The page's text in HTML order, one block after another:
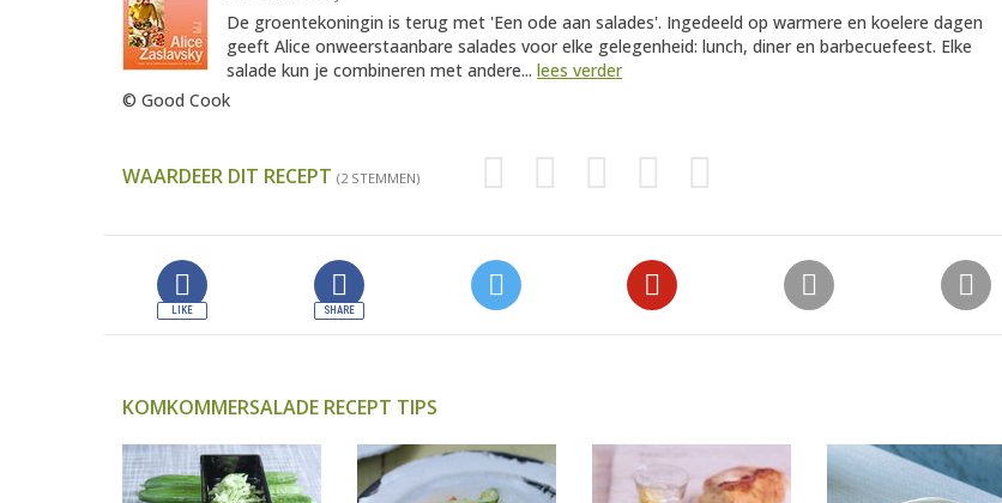
De groentekoningin is terug met 'Een ode aan salades'. Ingedeeld op warmere en koelere dagen
geeft Alice onweerstaanbare salades voor elke gelegenheid: lunch, diner en barbecuefeest. Elke
salade kun je combineren met andere... lees verder
© Good Cook
WAARDEER DIT RECEPT (2 STEMMEN)
KOMKOMMERSALADE RECEPT TIPS